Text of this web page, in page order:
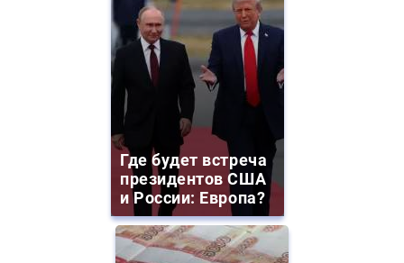
Где будет встреча
президентов США
и России: Европа?